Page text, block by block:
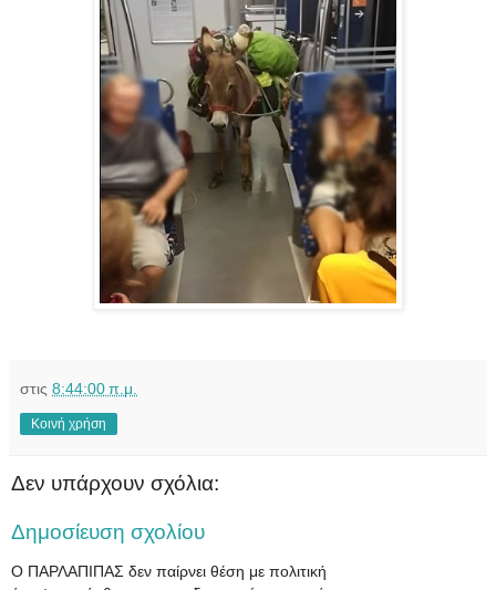
στις 8:44:00 π.μ.
Κοινή χρήση
Δεν υπάρχουν σχόλια:
Δημοσίευση σχολίου
Ο ΠΑΡΛΑΠΙΠΑΣ δεν παίρνει θέση με πολιτική